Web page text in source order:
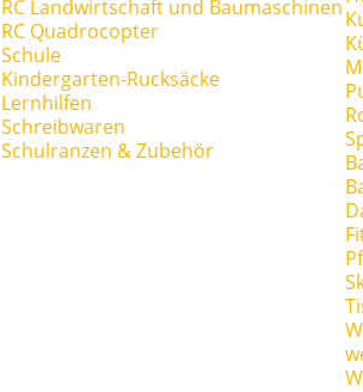
RC Landwirtschaft und Baumaschinen
RC Quadrocopter
Schule
Kindergarten-Rucksäcke
Lernhilfen
Schreibwaren
Schulranzen & Zubehör